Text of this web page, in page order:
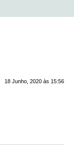
18 Junho, 2020 às 15:56